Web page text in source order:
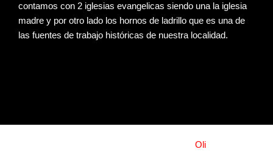
contamos con 2 iglesias evangelicas siendo una la iglesia
madre y por otro lado los hornos de ladrillo que es una de
las fuentes de trabajo históricas de nuestra localidad.
Oli